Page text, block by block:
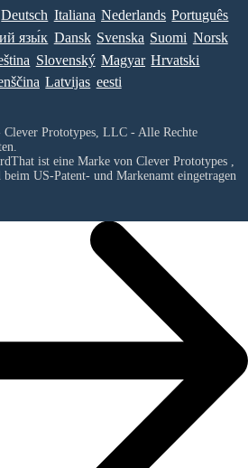
Deutsch Italiana Nederlands Português
язы́к Dansk Svenska Suomi Norsk
Slovenský Magyar Hrvatski
Latvijas eesti
Prototypes, LLC - Alle Rechte
ist eine Marke von Clever Prototypes ,
US-Patent- und Markenamt eingetragen